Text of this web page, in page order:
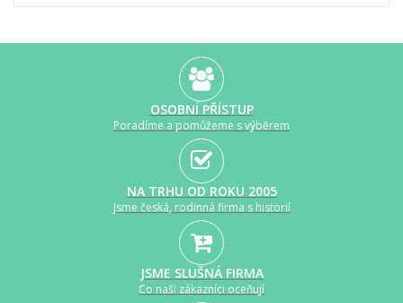
OSOBNÍ PŘÍSTUP
Poradíme a pomůžeme s výběrem
NA TRHU OD ROKU 2005
Jsme česká, rodinná firma s historií
JSME SLUŠNÁ FIRMA
Co naši zákazníci oceňují